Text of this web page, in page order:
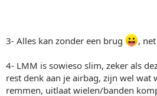
3- Alles kan zonder een brug ,
4- LMM is sowieso slim, zeker als
rest denk aan je airbag, zijn wel wat
remmen, uitlaat wielen/banden